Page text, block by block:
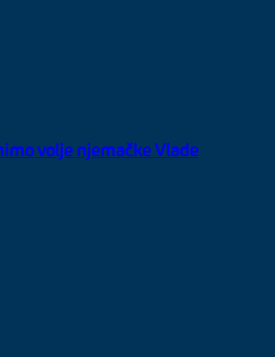
volje njemačke Vlade